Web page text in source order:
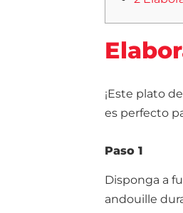
¡Este plato
es perfecto
Paso 1
Disponga a
andouille